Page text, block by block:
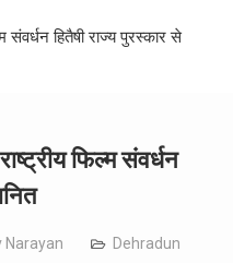
संवर्धन हितैषी राज्य पुरस्कार से
फिल्म संवर्धन
Narayan Dehradun